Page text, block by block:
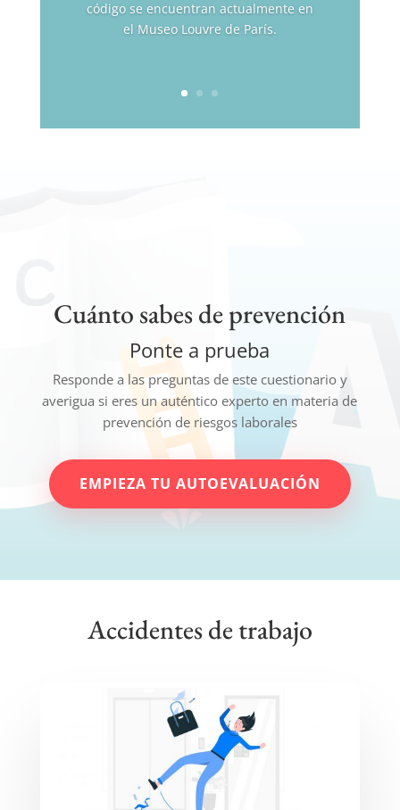
código se encuentran actualmente en
el Museo Louvre de París.
Cuánto sabes de prevención
Ponte a prueba
Responde a las preguntas de este cuestionario y
averigua si eres un auténtico experto en materia de
prevención de riesgos laborales
EMPIEZA TU AUTOEVALUACIÓN
Accidentes de trabajo